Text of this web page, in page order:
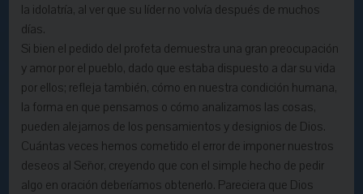
la idolatría, al ver que su líder no volvía después de muchos
días.
Si bien el pedido del profeta demuestra una gran preocupación
y amor por el pueblo, dado que estaba dispuesto a dar su vida
por ellos; refleja también, cómo en nuestra condición humana,
la forma en que pensamos o cómo analizamos las cosas,
pueden alejarnos de los pensamientos y designios de Dios.
Cuántas veces hemos cometido el error de imponer nuestros
deseos al Señor, creyendo que con el simple hecho de pedir
algo en oración deberíamos obtenerlo. Pareciera que Dios